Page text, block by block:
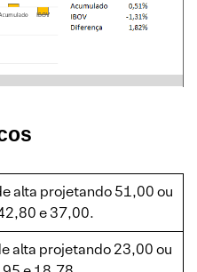
alta projetando 51,00 ou
e 37,00.
alta projetando 23,00 ou